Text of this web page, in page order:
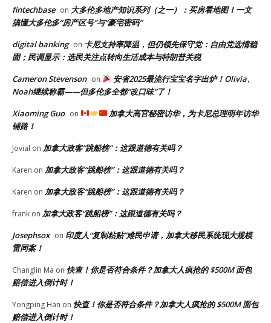
fintechbase on 大多伦多地产知识系列（之一）：买房看地图！一文
搞懂大多伦多“房产区号”与“豪宅密码”
digital banking on 卡尼支持率降温，但仍领先保守党：自由党选情稳
固；民调显示：选民关注点转向生活成本与特朗普关税
Cameron Stevenson on
安省2025最流行宝宝名字出炉！Olivia、
Noah继续称霸——但多伦多全都“改口味”了！
Xiaoming Guo on
加拿大高官秘密访华，为卡尼总理明年访华
铺路！
Jovial on 加拿大政客“跳船榜”：这跟道德有关吗？
Karen on 加拿大政客“跳船榜”：这跟道德有关吗？
Karen on 加拿大政客“跳船榜”：这跟道德有关吗？
frank on 加拿大政客“跳船榜”：这跟道德有关吗？
Josephsox on 印度人“复制粘贴”难民申请，加拿大移民系统现大规模
雷同案！
Changlin Ma on 快查！你是否符合条件？加拿大人疯抢的 $500M 面包
赔偿进入倒计时！
Yongping Han on 快查！你是否符合条件？加拿大人疯抢的 $500M 面包
赔偿进入倒计时！